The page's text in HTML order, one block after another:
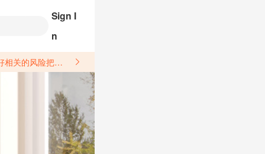
Sign I
n
品上架销售的具体规则，如果因上架的汽配产品信息填写不符合所销售平台要求，产生违规/侵权等问题所造成的损失需您自行承担。